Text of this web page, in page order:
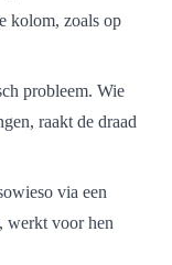
kolom, zoals op
probleem. Wie
raakt de draad
via een
werkt voor hen